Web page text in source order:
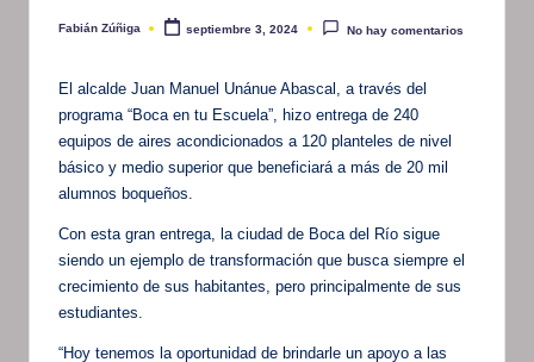
Publicado
Fabián Zúñiga septiembre 3, 2024 No hay comentarios
El alcalde Juan Manuel Unánue Abascal, a través del
programa “Boca en tu Escuela”, hizo entrega de 240
equipos de aires acondicionados a 120 planteles de nivel
básico y medio superior que beneficiará a más de 20 mil
alumnos boqueños.
Con esta gran entrega, la ciudad de Boca del Río sigue
siendo un ejemplo de transformación que busca siempre el
crecimiento de sus habitantes, pero principalmente de sus
estudiantes.
“Hoy tenemos la oportunidad de brindarle un apoyo a las